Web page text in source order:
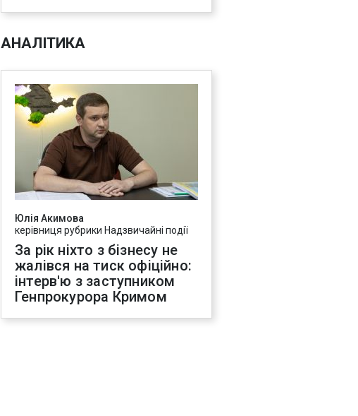
АНАЛІТИКА
Юлія Акимова
керівниця рубрики Надзвичайні події
За рік ніхто з бізнесу не
жалівся на тиск офіційно:
інтерв'ю з заступником
Генпрокурора Кримом